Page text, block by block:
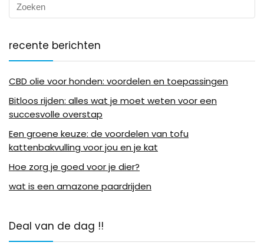
recente berichten
CBD olie voor honden: voordelen en toepassingen
Bitloos rijden: alles wat je moet weten voor een
succesvolle overstap
Een groene keuze: de voordelen van tofu
kattenbakvulling voor jou en je kat
Hoe zorg je goed voor je dier?
wat is een amazone paardrijden
Deal van de dag !!